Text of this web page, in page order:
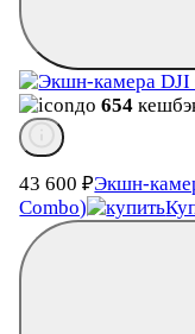
до654
43 600₽Экшн-
Combo)